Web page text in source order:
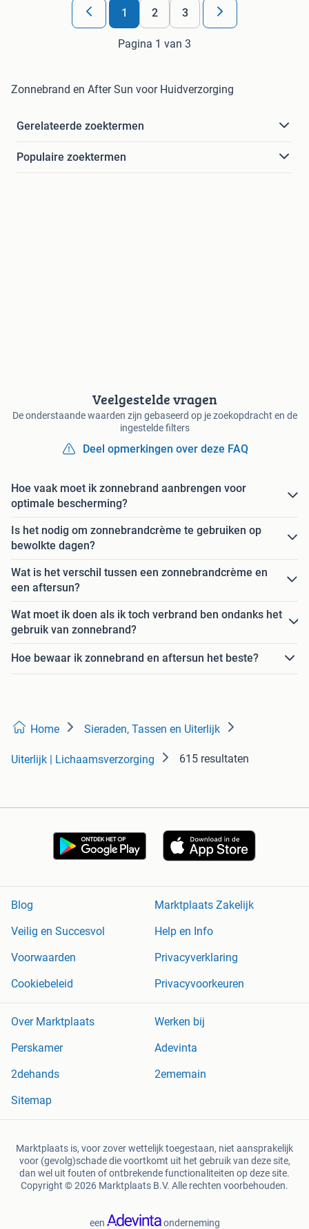
1 2 3
Pagina 1 van 3
Zonnebrand en After Sun voor Huidverzorging
Gerelateerde zoektermen
Populaire zoektermen
Veelgestelde vragen
De onderstaande waarden zijn gebaseerd op je zoekopdracht en de
ingestelde filters
Deel opmerkingen over deze FAQ
Hoe vaak moet ik zonnebrand aanbrengen voor
optimale bescherming?
Is het nodig om zonnebrandcrème te gebruiken op
bewolkte dagen?
Wat is het verschil tussen een zonnebrandcrème en
een aftersun?
Wat moet ik doen als ik toch verbrand ben ondanks het
gebruik van zonnebrand?
Hoe bewaar ik zonnebrand en aftersun het beste?
Home Sieraden, Tassen en Uiterlijk
Uiterlijk | Lichaamsverzorging 615 resultaten
Blog
Marktplaats Zakelijk
Veilig en Succesvol
Help en Info
Voorwaarden
Privacyverklaring
Cookiebeleid
Privacyvoorkeuren
Over Marktplaats
Werken bij
Perskamer
Adevinta
2dehands
2ememain
Sitemap
Marktplaats is, voor zover wettelijk toegestaan, niet aansprakelijk
voor (gevolg)schade die voortkomt uit het gebruik van deze site,
dan wel uit fouten of ontbrekende functionaliteiten op deze site.
Copyright © 2026 Marktplaats B.V. Alle rechten voorbehouden.
een onderneming